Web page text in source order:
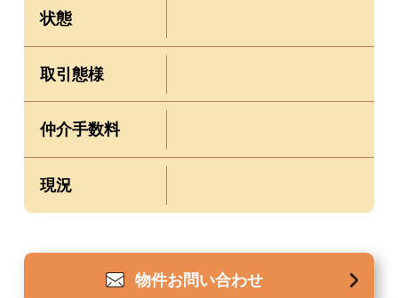
状態
取引態様
仲介手数料
現況
物件お問い合わせ